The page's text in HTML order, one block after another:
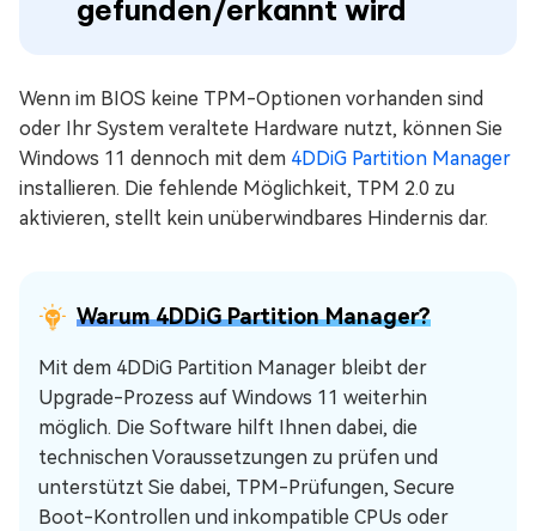
gefunden/erkannt wird
Wenn im BIOS keine TPM-Optionen vorhanden sind
oder Ihr System veraltete Hardware nutzt, können Sie
Windows 11 dennoch mit dem 4DDiG Partition Manager
installieren. Die fehlende Möglichkeit, TPM 2.0 zu
aktivieren, stellt kein unüberwindbares Hindernis dar.
Warum 4DDiG Partition Manager?
Mit dem 4DDiG Partition Manager bleibt der
Upgrade-Prozess auf Windows 11 weiterhin
möglich. Die Software hilft Ihnen dabei, die
technischen Voraussetzungen zu prüfen und
unterstützt Sie dabei, TPM-Prüfungen, Secure
Boot-Kontrollen und inkompatible CPUs oder